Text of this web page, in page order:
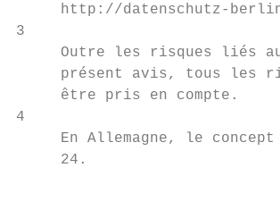
http://datenschutz-
3
Outre les risques liés
présent avis, tous les
     être pris en compte.
4
En Allemagne, le
     24.